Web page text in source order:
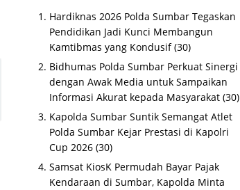
Hardiknas 2026 Polda Sumbar Tegaskan
Pendidikan Jadi Kunci Membangun
Kamtibmas yang Kondusif (30)
Bidhumas Polda Sumbar Perkuat Sinergi
dengan Awak Media untuk Sampaikan
Informasi Akurat kepada Masyarakat (30)
Kapolda Sumbar Suntik Semangat Atlet
Polda Sumbar Kejar Prestasi di Kapolri
Cup 2026 (30)
Samsat KiosK Permudah Bayar Pajak
Kendaraan di Sumbar, Kapolda Minta